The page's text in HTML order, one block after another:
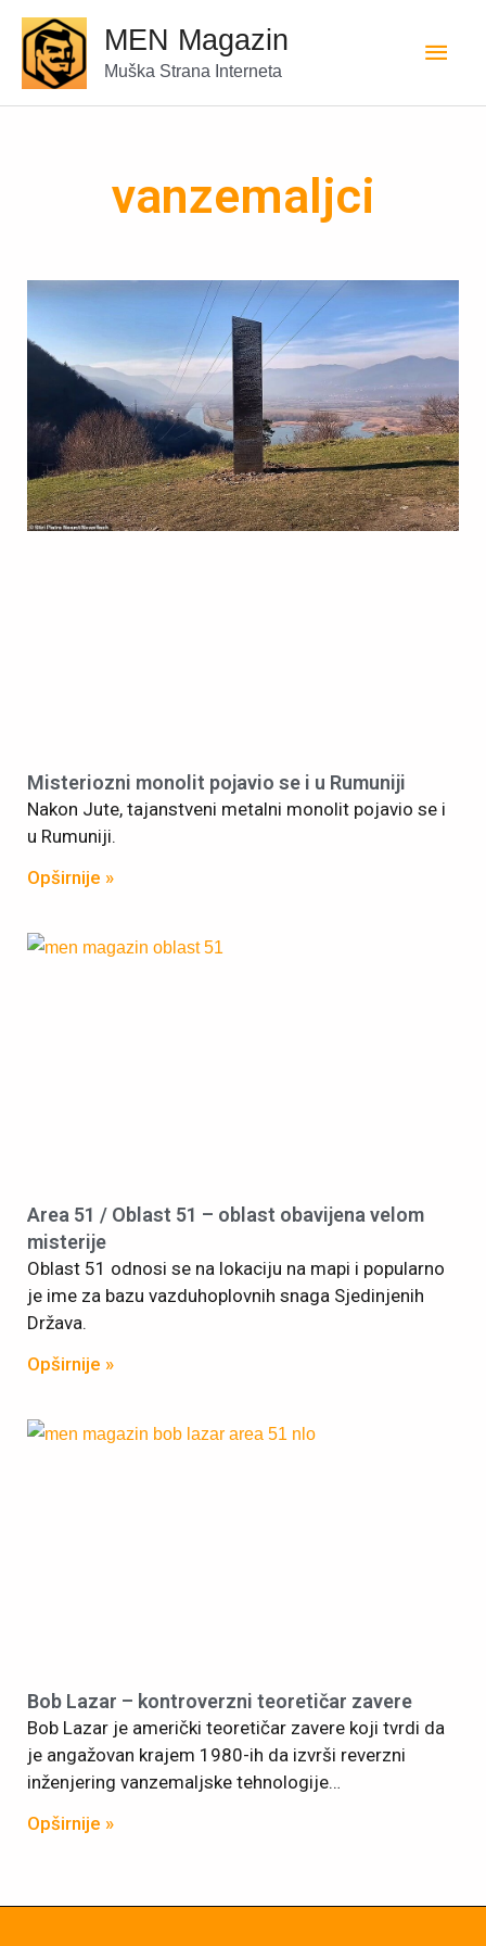
MEN Magazin
Muška Strana Interneta
vanzemaljci
Misteriozni monolit pojavio se i u Rumuniji
Nakon Jute, tajanstveni metalni monolit pojavio se i
u Rumuniji.
Opširnije »
Area 51 / Oblast 51 – oblast obavijena velom
misterije
Oblast 51 odnosi se na lokaciju na mapi i popularno
je ime za bazu vazduhoplovnih snaga Sjedinjenih
Država.
Opširnije »
Bob Lazar – kontroverzni teoretičar zavere
Bob Lazar je američki teoretičar zavere koji tvrdi da
je angažovan krajem 1980-ih da izvrši reverzni
inženjering vanzemaljske tehnologije…
Opširnije »